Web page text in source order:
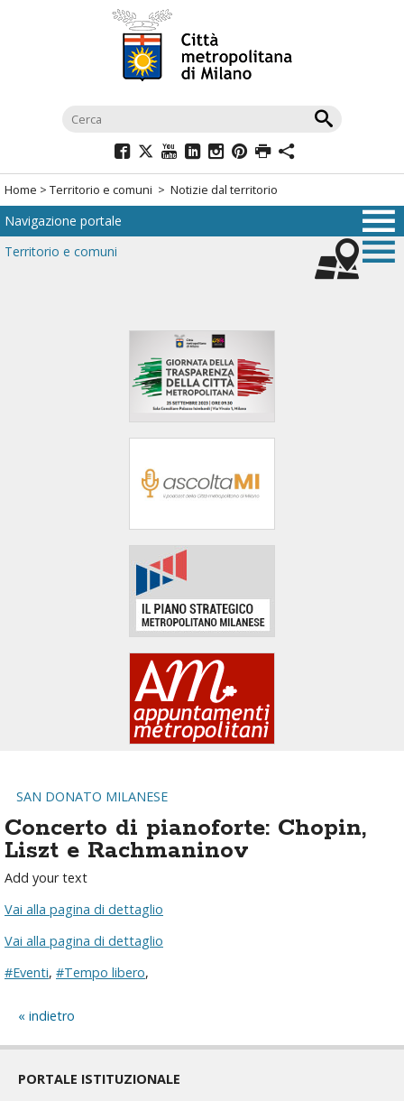
navigazione
menù
di
navigazione
Home > Territorio e comuni > Notizie dal territorio
Navigazione portale
Territorio e comuni
SAN DONATO MILANESE
Concerto di pianoforte: Chopin,
Liszt e Rachmaninov
Add your text
Vai alla pagina di dettaglio
Vai alla pagina di dettaglio
#Eventi, #Tempo libero,
indietro
PORTALE ISTITUZIONALE